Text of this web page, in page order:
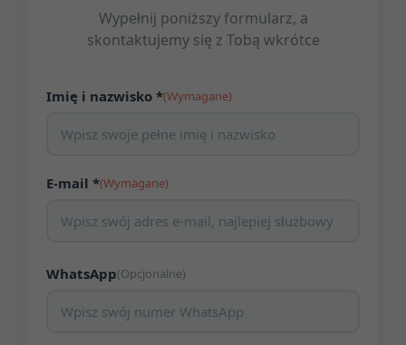
Wypełnij poniższy formularz, a
skontaktujemy się z Tobą wkrótce
Imię i nazwisko *(Wymagane)
E-mail *(Wymagane)
WhatsApp(Opcjonalne)